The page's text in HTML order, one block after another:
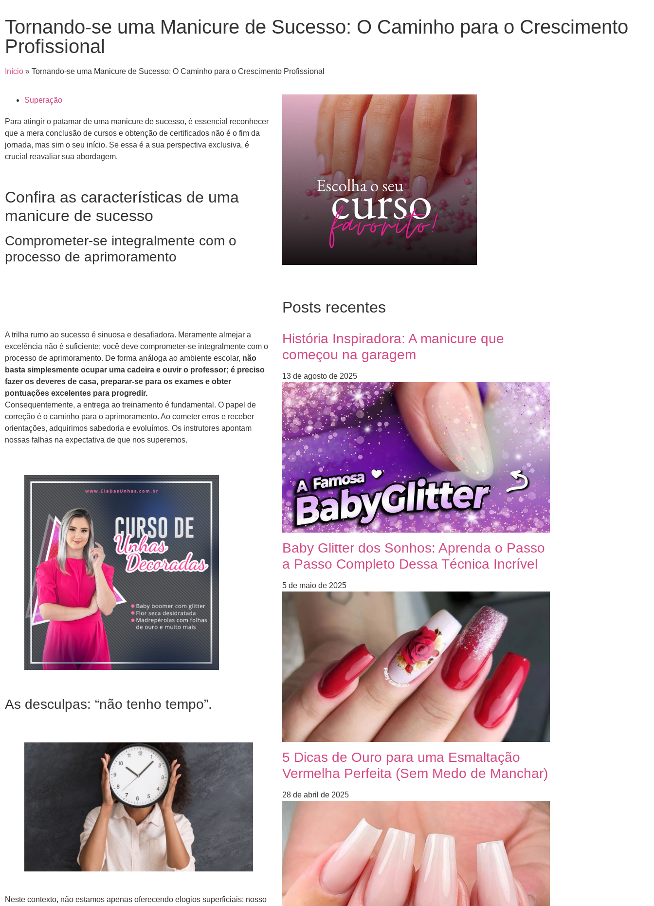
Tornando-se uma Manicure de Sucesso: O Caminho para o Crescimento
Profissional
Início » Tornando-se uma Manicure de Sucesso: O Caminho para o Crescimento Profissional
Superação
Para atingir o patamar de uma manicure de sucesso, é essencial reconhecer
que a mera conclusão de cursos e obtenção de certificados não é o fim da
jornada, mas sim o seu início. Se essa é a sua perspectiva exclusiva, é
crucial reavaliar sua abordagem.
Confira as características de uma
manicure de sucesso
Comprometer-se integralmente com o
processo de aprimoramento
A trilha rumo ao sucesso é sinuosa e desafiadora. Meramente almejar a
excelência não é suficiente; você deve comprometer-se integralmente com o
processo de aprimoramento. De forma análoga ao ambiente escolar, não
basta simplesmente ocupar uma cadeira e ouvir o professor; é preciso
fazer os deveres de casa, preparar-se para os exames e obter
pontuações excelentes para progredir.
Consequentemente, a entrega ao treinamento é fundamental. O papel de
correção é o caminho para o aprimoramento. Ao cometer erros e receber
orientações, adquirimos sabedoria e evoluímos. Os instrutores apontam
nossas falhas na expectativa de que nos superemos.
As desculpas: “não tenho tempo”.
Neste contexto, não estamos apenas oferecendo elogios superficiais; nosso
Posts recentes
História Inspiradora: A manicure que
começou na garagem
13 de agosto de 2025
Baby Glitter dos Sonhos: Aprenda o Passo
a Passo Completo Dessa Técnica Incrível
5 de maio de 2025
5 Dicas de Ouro para uma Esmaltação
Vermelha Perfeita (Sem Medo de Manchar)
28 de abril de 2025